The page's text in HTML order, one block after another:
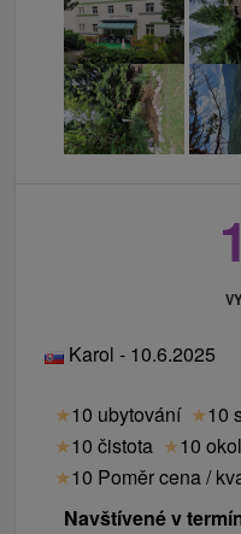
Karol - 10.6.2025
★10 ubytování ★10
★10 čistota ★10
★10 Poměr cena /
Navštívené v